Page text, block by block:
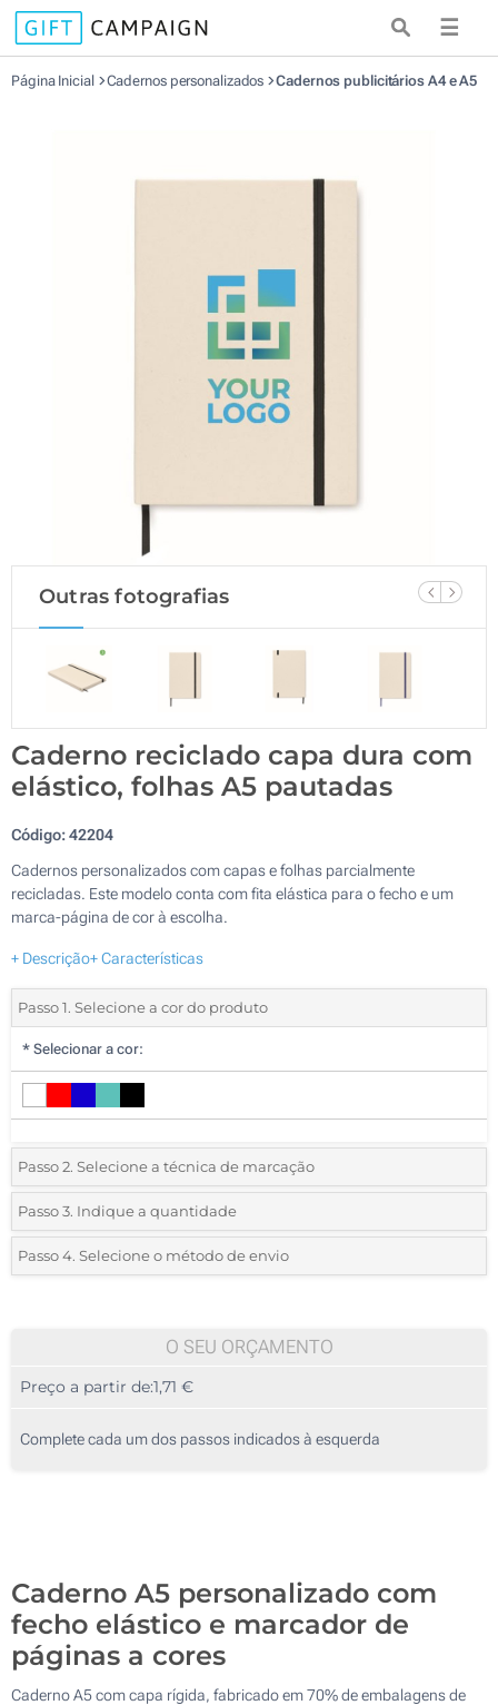
☰
Página Inicial Cadernos personalizados Cadernos publicitários A4 e A5
Outras fotografias
Caderno reciclado capa dura com
elástico, folhas A5 pautadas
Código:42204
Cadernos personalizados com capas e folhas parcialmente
recicladas. Este modelo conta com fita elástica para o fecho e um
marca-página de cor à escolha.
+ Descrição+ Características
Passo 1. Selecione a cor do produto
* Selecionar a cor:
Passo 2. Selecione a técnica de marcação
*Selecione o tipo de marcação e as cores do logotipo:
1 Cor (Na capa)
Passo 3. Indique a quantidade
*Quantidade mínima:25
50
125
Passo 4. Selecione o método de envio
O SEU ORÇAMENTO
Preço a partir de:1,71 €
Complete cada um dos passos indicados à esquerda
Caderno A5 personalizado com
fecho elástico e marcador de
páginas a cores
Caderno A5 com capa rígida, fabricado em 70% de embalagens de